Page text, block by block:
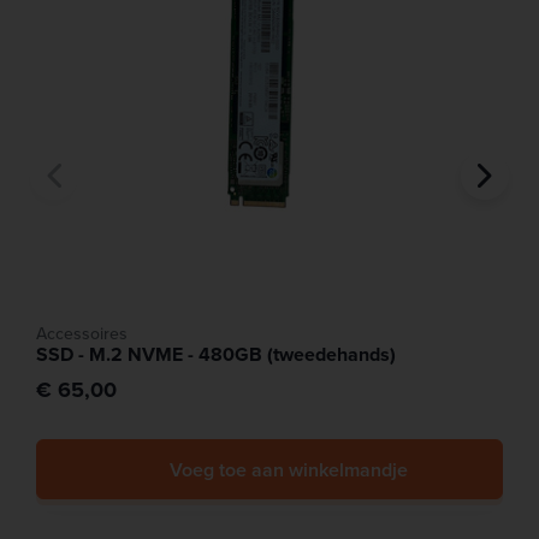
Accessoires
SSD - M.2 NVME - 480GB (tweedehands)
€ 65,00
Voeg toe aan winkelmandje